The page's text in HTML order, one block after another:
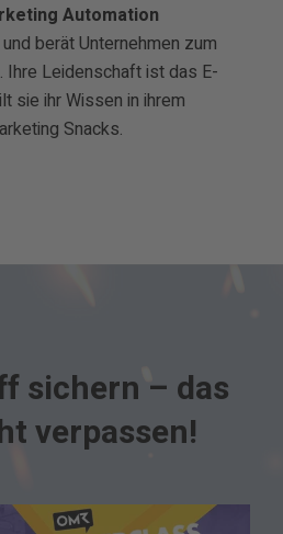
Automation
berät Unternehmen zum
. Ihre Leidenschaft ist das E-
sie ihr Wissen in ihrem
Snacks.
sichern – das
verpassen!